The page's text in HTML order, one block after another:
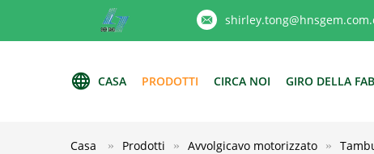
CASA PRODOTTI CIRCA NOI GIRO DELLA
Casa Prodotti Avvolgicavo motorizzato